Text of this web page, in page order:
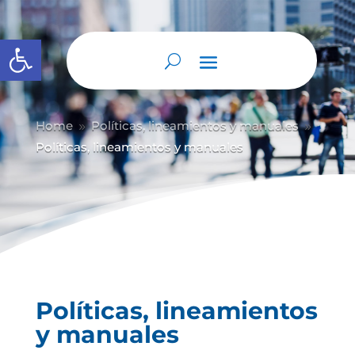
Abrir barra de herramientas
Home 9 Políticas, lineamientos y manuales 9
Políticas, lineamientos y manuales
Políticas, lineamientos
y manuales